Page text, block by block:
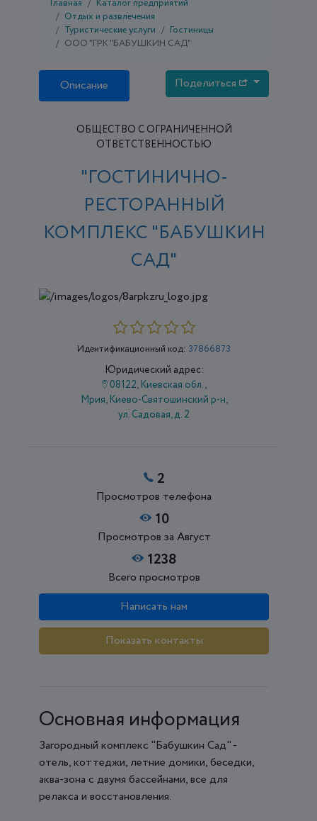
Главная
Каталог предприятий
Отдых и развлечения
Туристические услуги
Гостиницы
ООО "ГРК "БАБУШКИН САД"
Описание Поделиться
ОБЩЕСТВО С ОГРАНИЧЕННОЙ
ОТВЕТСТВЕННОСТЬЮ
"ГОСТИНИЧНО-
РЕСТОРАННЫЙ
КОМПЛЕКС "БАБУШКИН
САД"
Идентификационный код: 37866873
Юридический адрес:
08122, Киевская обл.,
Мрия, Киево-Святошинский р-н,
ул. Садовая, д. 2
2
Просмотров телефона
10
Просмотров за Август
1238
Всего просмотров
Написать нам
Показать контакты
Основная информация
Загородный комплекс "Бабушкин Сад" -
отель, коттеджи, летние домики, беседки,
аква-зона с двумя бассейнами, все для
релакса и восстановления.